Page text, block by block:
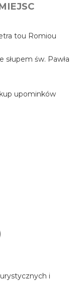
tou Romiou
słupem św. Pawła
upominków
i